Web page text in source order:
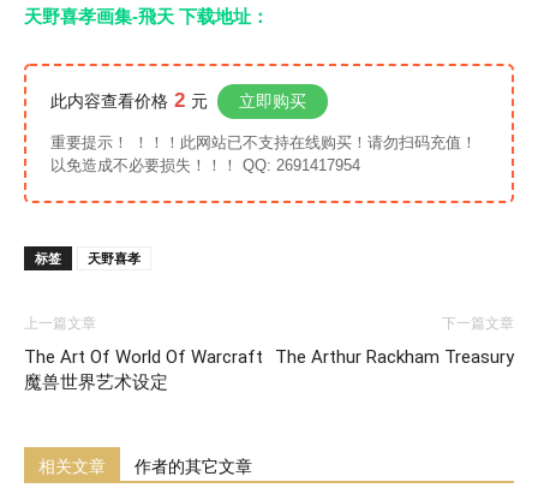
天野喜孝画集-飛天 下载地址：
此内容查看价格 2 元 立即购买
重要提示！ ！！！此网站已不支持在线购买！请勿扫码充值！
以免造成不必要损失！！！ QQ: 2691417954
标签 天野喜孝
上一篇文章
The Art Of World Of Warcraft
魔兽世界艺术设定
下一篇文章
The Arthur Rackham Treasury
相关文章 作者的其它文章